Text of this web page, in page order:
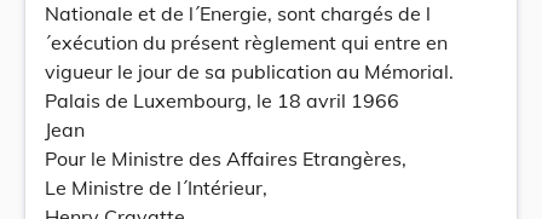
Nationale et de l´Energie, sont chargés de l
´exécution du présent règlement qui entre en
vigueur le jour de sa publication au Mémorial.
Palais de Luxembourg, le 18 avril 1966
Jean
Pour le Ministre des Affaires Etrangères,
Le Ministre de l´Intérieur,